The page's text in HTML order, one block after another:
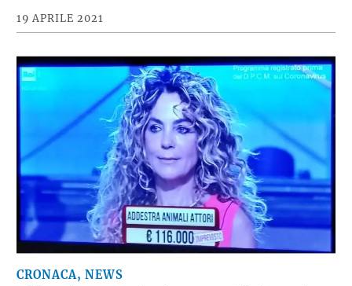
19 APRILE 2021
CRONACA, NEWS